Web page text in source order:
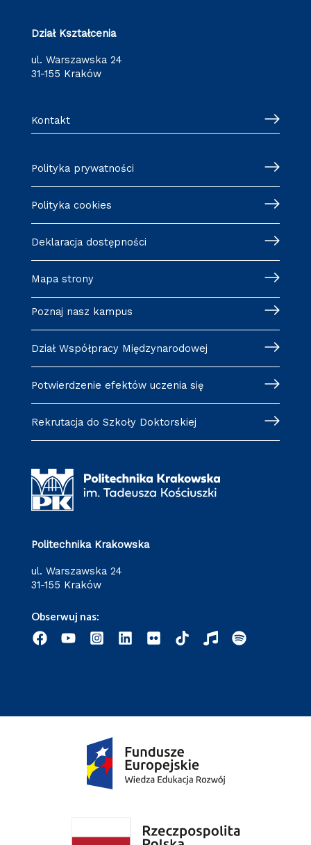
Dział Kształcenia
ul. Warszawska 24
31-155 Kraków
Kontakt
Polityka prywatności
Polityka cookies
Deklaracja dostępności
Mapa strony
Poznaj nasz kampus
Dział Współpracy Międzynarodowej
Potwierdzenie efektów uczenia się
Rekrutacja do Szkoły Doktorskiej
Politechnika Krakowska
ul. Warszawska 24
31-155 Kraków
Obserwuj nas: